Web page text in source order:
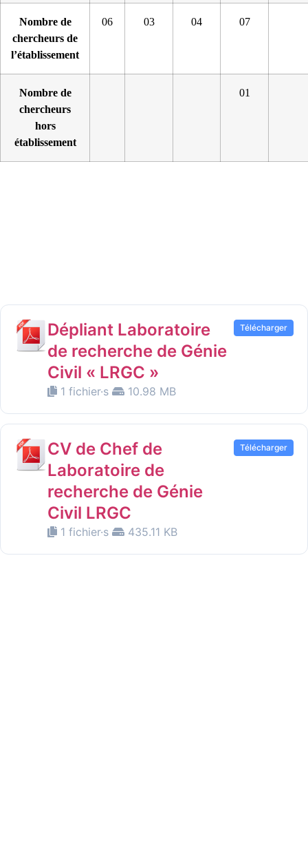
Nombre de
chercheurs de
l’établissement
06 03 04 07
Nombre de
chercheurs
hors
établissement
01
Dépliant Laboratoire
de recherche de Génie
Civil « LRGC »
1 fichier·s 10.98 MB
Télécharger
CV de Chef de
Laboratoire de
recherche de Génie
Civil LRGC
1 fichier·s 435.11 KB
Télécharger